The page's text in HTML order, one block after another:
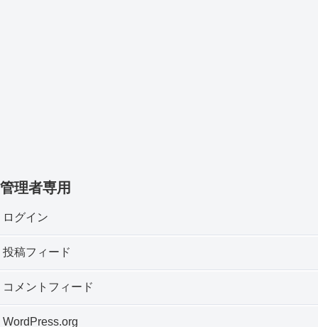
管理者専用
ログイン
投稿フィード
コメントフィード
WordPress.org